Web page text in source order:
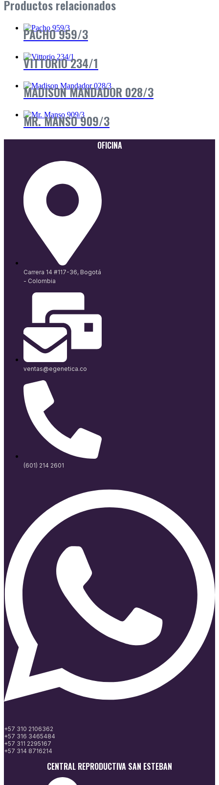
Productos relacionados
PACHO 959/3
VITTORIO 234/1
MADISON MANDADOR 028/3
MR. MANSO 909/3
OFICINA
Carrera 14 #117-36, Bogotá
- Colombia
ventas@egenetica.co
(601) 214 2601
+57 310 2106362
+57 316 3465484
+57 311 2295167
+57 314 8716214
CENTRAL REPRODUCTIVA SAN ESTEBAN